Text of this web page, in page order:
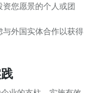
您愿景的个人或团
与外国实体合作以获得